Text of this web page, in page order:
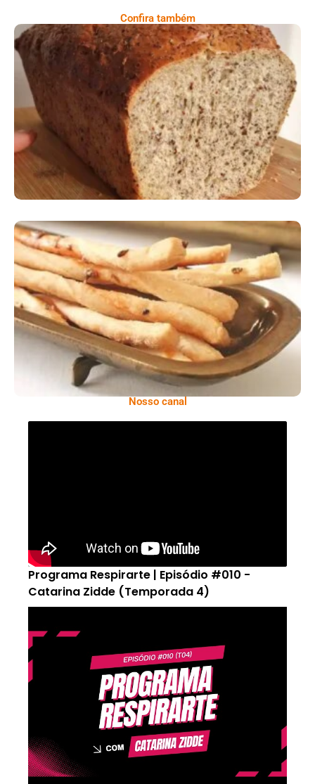
Confira também
Comer Bem: Pão Low Carb
Comer Bem: Palitinhos De Cebola E Salsa
Nosso canal
Programa Respirarte | Episódio #010 -
Catarina Zidde (Temporada 4)